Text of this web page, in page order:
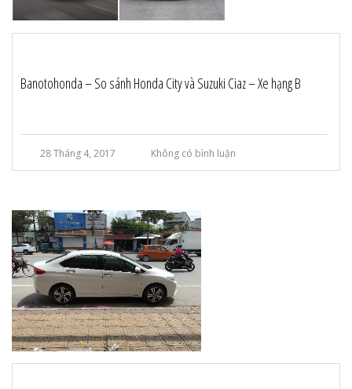
Banotohonda – So sánh Honda City và Suzuki Ciaz – Xe hạng B
28 Tháng 4, 2017 Không có bình luận